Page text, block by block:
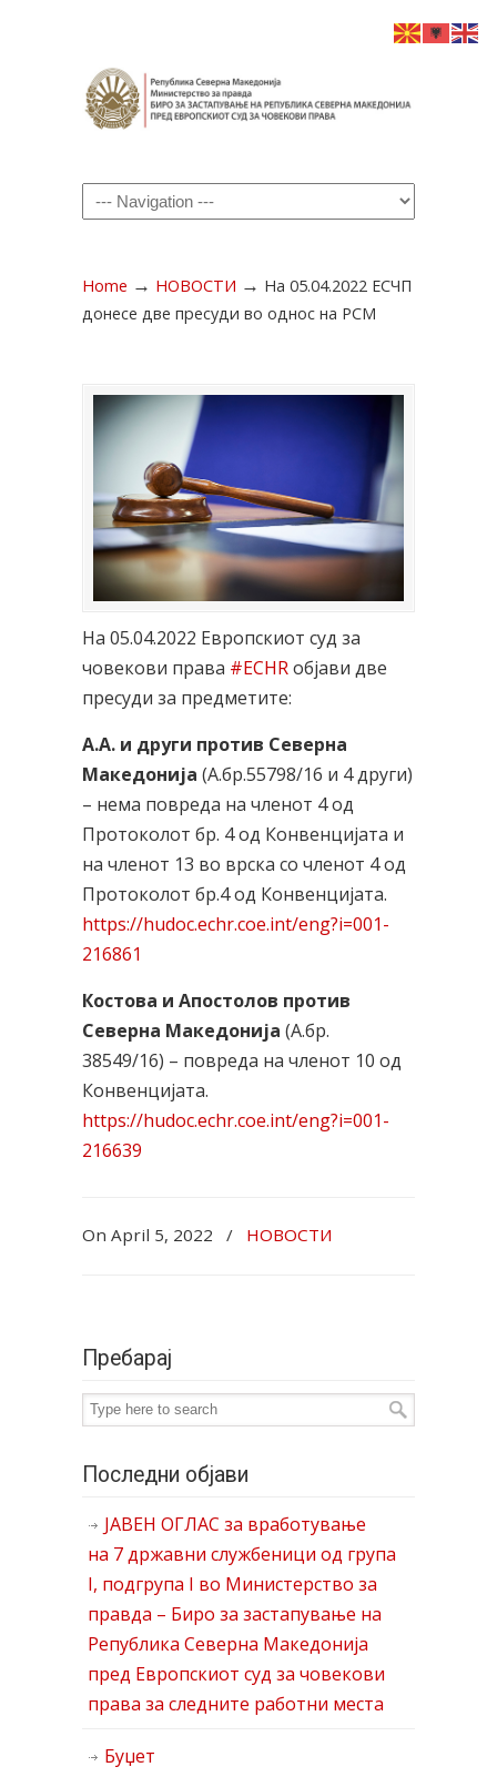
Navigation
Home → НОВОСТИ → На 05.04.2022 ЕСЧП
донесе две пресуди во однос на РСМ
На 05.04.2022 Европскиот суд за
човекови права #ECHRобјави две
пресуди за предметите:
A.A. и други против Северна
Македонија (А.бр.55798/16 и 4 други)
– нема повреда на членот 4 од
Протоколот бр. 4 од Конвенцијата и
на членот 13 во врска со членот 4 од
Протоколот бр.4 од Конвенцијата.
https://hudoc.echr.coe.int/eng?i=001-
216861
Костова и Апостолов против
Северна Македонија (А.бр.
38549/16) – повреда на членот 10 од
Конвенцијата.
https://hudoc.echr.coe.int/eng?i=001-
216639
On April 5, 2022 / НОВОСТИ
Пребарај
Последни објави
ЈАВЕН ОГЛАС за вработување
на 7 државни службеници од група
I, подгрупа I во Министерство за
правда – Биро за застапување на
Република Северна Македонија
пред Европскиот суд за човекови
права за следните работни места
Буџет